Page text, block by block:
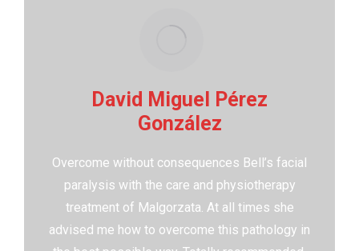
David Miguel Pérez
González
Overcome without consequences Bell’s facial
paralysis with the care and physiotherapy
treatment of Malgorzata. At all times she
advised me how to overcome this pathology in